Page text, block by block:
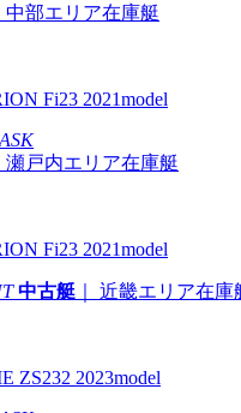
中部エリア在庫艇
Fi23 2021model
瀬戸内エリア在庫艇
Fi23 2021model
中古艇 ｜ 近畿エリア在庫
ZS232 2023model